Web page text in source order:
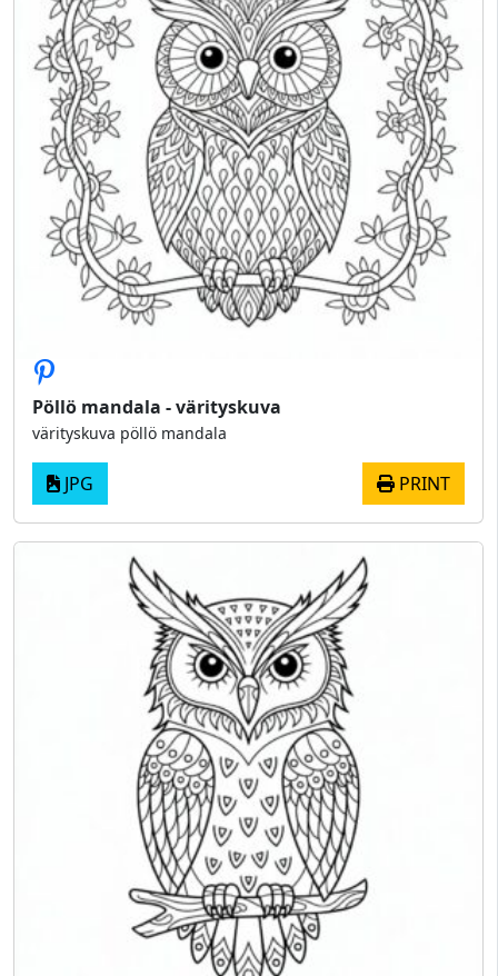
Pöllö mandala - värityskuva
värityskuva pöllö mandala
JPG PRINT